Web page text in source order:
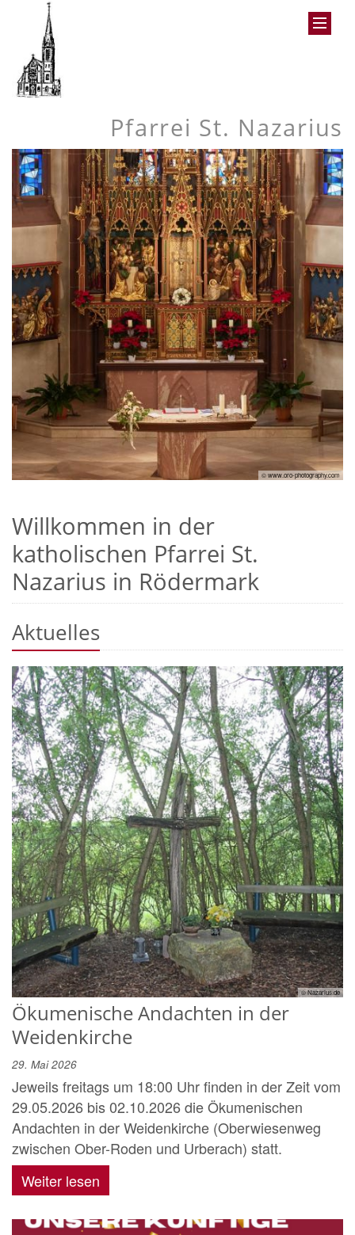
Pfarrei St. Nazarius
© www.oro-photography.com
Willkommen in der
katholischen Pfarrei St.
Nazarius in Rödermark
Aktuelles
© Nazarius.de
Ökumenische Andachten in der
Weidenkirche
29. Mai 2026
Jeweils freitags um 18:00 Uhr finden in der Zeit vom
29.05.2026 bis 02.10.2026 die Ökumenischen
Andachten in der Weidenkirche (Oberwiesenweg
zwischen Ober-Roden und Urberach) statt.
Weiter lesen